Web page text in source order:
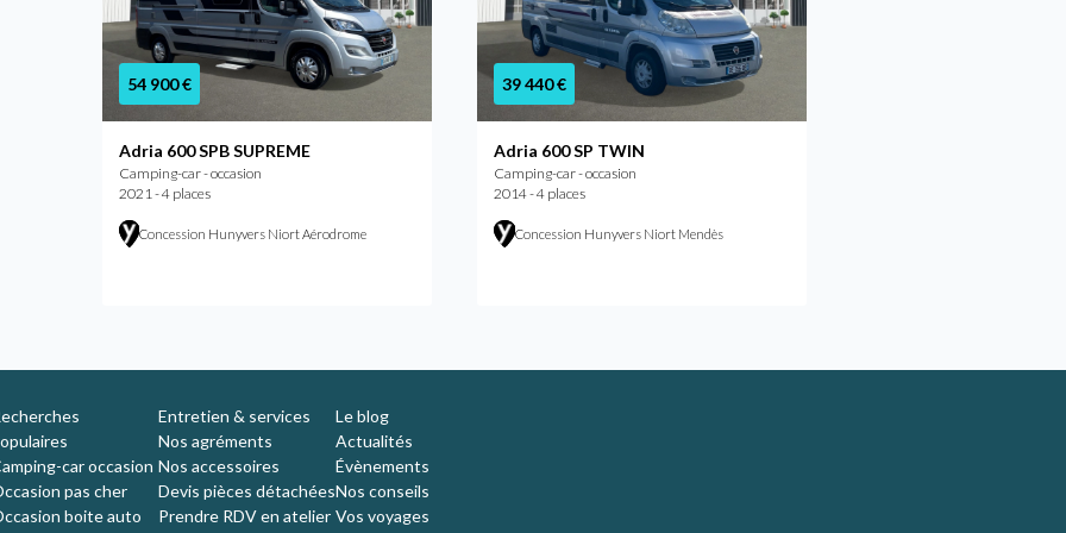
54 900 €
Adria 600 SPB SUPREME
Camping-car - occasion
2021 - 4 places
Concession Hunyvers Niort Aérodrome
39 440 €
Adria 600 SP TWIN
Camping-car - occasion
2014 - 4 places
Concession Hunyvers Niort Mendès
car occasion
pas cher
boite auto
Entretien & services
Nos agréments
Nos accessoires
Devis pièces détachées
Prendre RDV en atelier
Le blog
Actualités
Évènements
Nos conseils
Vos voyages